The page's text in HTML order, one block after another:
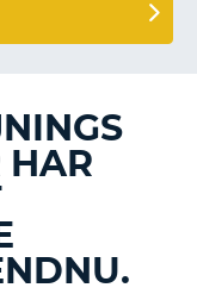
HAR